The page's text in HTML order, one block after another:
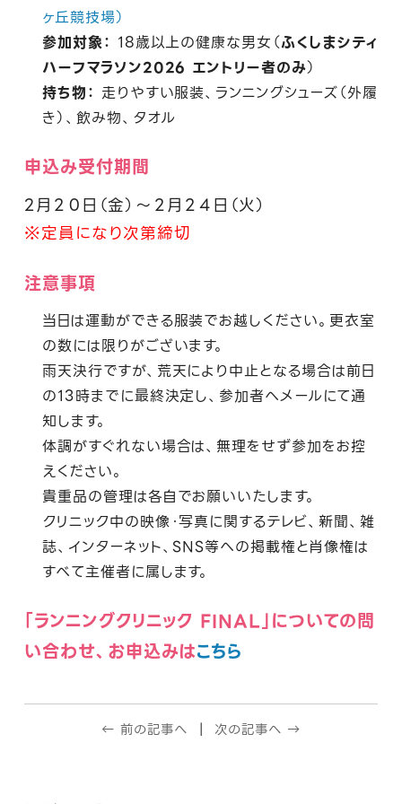
ヶ丘競技場）
参加対象： 18歳以上の健康な男女（ふくしまシティ
ハーフマラソン2026 エントリー者のみ）
持ち物： 走りやすい服装、ランニングシューズ（外履
き）、飲み物、タオル
申込み受付期間
2月２０日（金）～２月２４日（火）
※定員になり次第締切
注意事項
当日は運動ができる服装でお越しください。更衣室
の数には限りがございます。
雨天決行ですが、荒天により中止となる場合は前日
の13時までに最終決定し、参加者へメールにて通
知します。
体調がすぐれない場合は、無理をせず参加をお控
えください。
貴重品の管理は各自でお願いいたします。
クリニック中の映像・写真に関するテレビ、新聞、雑
誌、インターネット、SNS等への掲載権と肖像権は
すべて主催者に属します。
「ランニングクリニック FINAL」についての問
い合わせ、お申込みはこちら
← 前の記事へ 次の記事へ →